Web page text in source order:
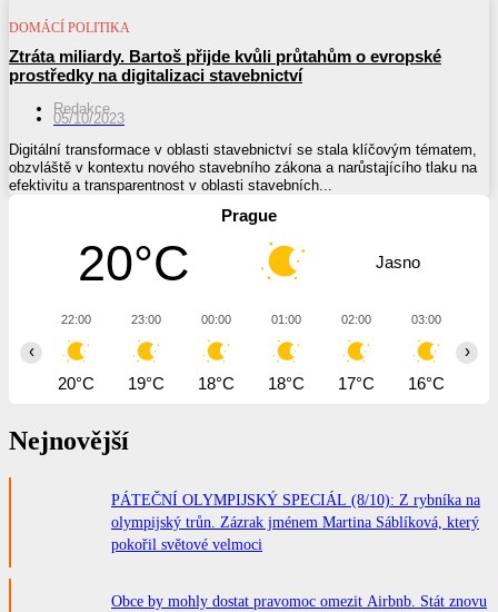
DOMÁCÍ POLITIKA
Ztráta miliardy. Bartoš přijde kvůli průtahům o evropské
prostředky na digitalizaci stavebnictví
Redakce
05/10/2023
Digitální transformace v oblasti stavebnictví se stala klíčovým tématem,
obzvláště v kontextu nového stavebního zákona a narůstajícího tlaku na
efektivitu a transparentnost v oblasti stavebních...
Prague
20°C Jasno
22:00
20°C
23:00
19°C
00:00
18°C
01:00
18°C
02:00
17°C
03:00
16°C
‹ ›
Nejnovější
PÁTEČNÍ OLYMPIJSKÝ SPECIÁL (8/10): Z rybníka na
olympijský trůn. Zázrak jménem Martina Sáblíková, který
pokořil světové velmoci
Obce by mohly dostat pravomoc omezit Airbnb. Stát znovu